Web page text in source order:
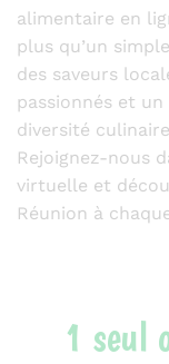
alimentaire en
plus qu’un
des saveurs
passionnés et
diversité
Rejoignez-nous
virtuelle et
Réunion à
1 seul